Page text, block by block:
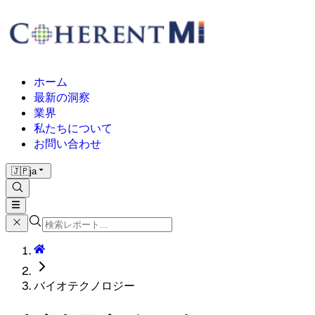
ホーム
最新の洞察
業界
私たちについて
お問い合わせ
🇯🇵ja
バイオテクノロジー